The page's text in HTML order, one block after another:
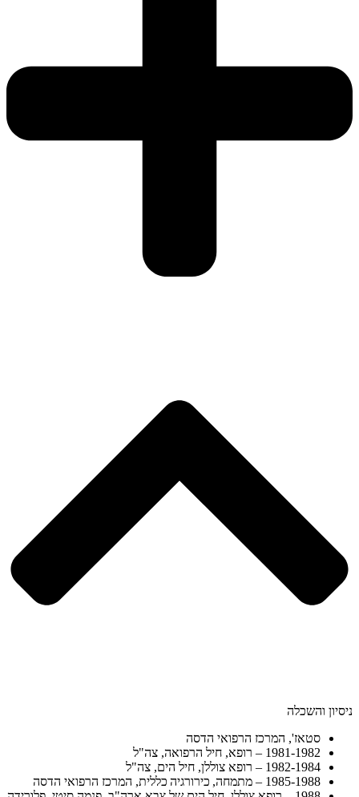
ניסיון והשכלה
סטאז', המרכז הרפואי הדסה
1981-1982 – רופא, חיל הרפואה, צה"ל
1982-1984 – רופא צוללן, חיל הים, צה"ל
1985-1988 – מתמחה, כירורגיה כללית, המרכז הרפואי הדסה